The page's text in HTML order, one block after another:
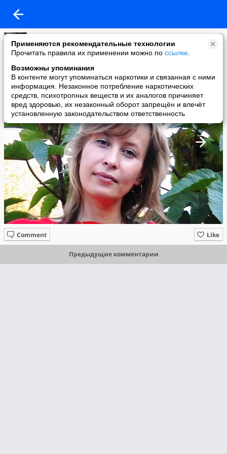
Применяются рекомендательные технологии
Прочитать правила их применении можно по ссылке
Возможны упоминания
В контенте могут упоминаться наркотики и связанная с ними
информация. Незаконное потребление наркотических
средств, психотропных веществ и их аналогов причиняет
вред здоровью, их незаконный оборот запрещён и влечёт
установленную законодательством ответственность
Оксана Зырянова
added a photo
25 Nov в 10:32
Like
Comment
Предыдущие комментарии